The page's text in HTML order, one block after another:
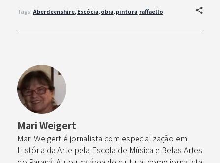
Tags:Aberdeenshire,Escócia,obra,pintura,raffaello
Mari Weigert
Mari Weigert é jornalista com especialização em
História da Arte pela Escola de Música e Belas Artes